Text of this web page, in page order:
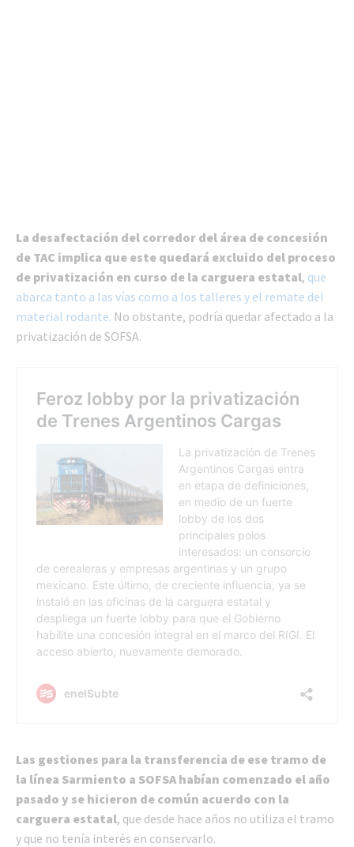
La desafectación del corredor del área de concesión
de TAC implica que este quedará excluido del proceso
de privatización en curso de la carguera estatal, que
abarca tanto a las vías como a los talleres y el remate del
material rodante. No obstante, podría quedar afectado a la
privatización de SOFSA.
Las gestiones para la transferencia de ese tramo de
la línea Sarmiento a SOFSA habían comenzado el año
pasado y se hicieron de común acuerdo con la
carguera estatal, que desde hace años no utiliza el tramo
y que no tenía interés en conservarlo.